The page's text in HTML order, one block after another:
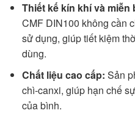
Thiết kế kín khí và
CMF DIN100 không cần
sử dụng, giúp tiết kiệm
dùng.
Chất liệu cao cấp: Sản
chì-canxi, giúp hạn chế
của bình.